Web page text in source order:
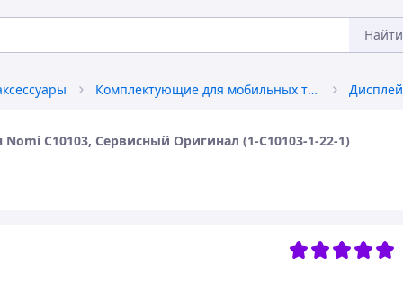
Найти
Комплектующие для мобильных телефонов
C10103, Сервисный Оригинал (1-C10103-1-22-1)